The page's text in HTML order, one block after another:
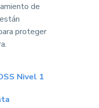
de
proteger
Nivel 1